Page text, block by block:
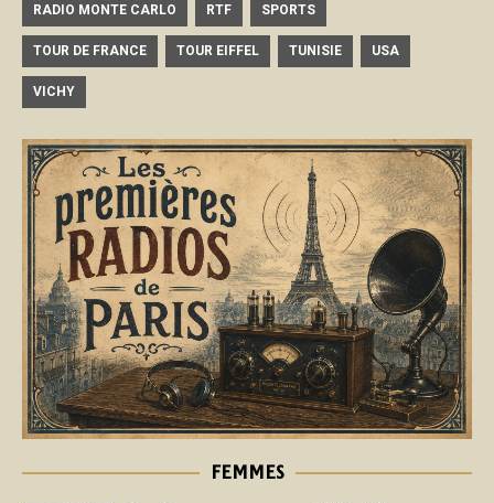
RADIO MONTE CARLO RTF SPORTS
TOUR DE FRANCE TOUR EIFFEL TUNISIE USA
VICHY
FEMMES